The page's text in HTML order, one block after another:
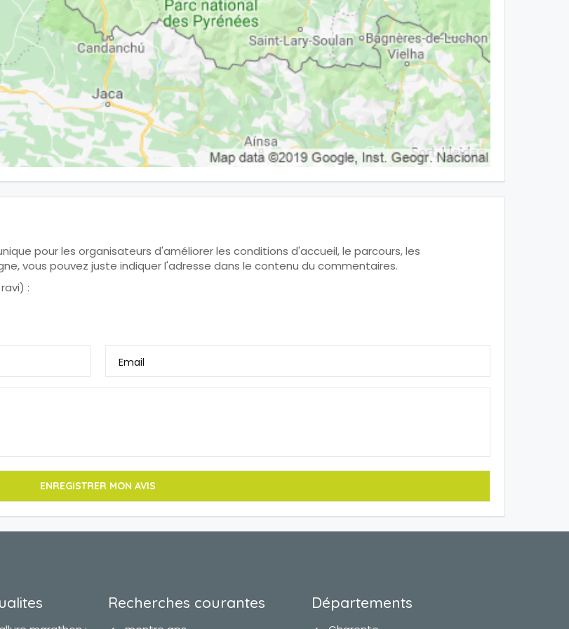
pour les organisateurs d'améliorer les conditions d'accueil, le parcours, les
vous pouvez juste indiquer l'adresse dans le contenu du commentaires.
:
Email
Recherches courantes Départements